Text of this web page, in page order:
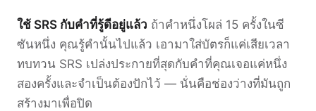
ใช้ SRS กับคำที่รู้ดีอยู่แล้ว ถ้าคำหนึ่งโผล่ 15 ครั้งในซี
ซันหนึ่ง คุณรู้คำนั้นไปแล้ว เอามาใส่บัตรก็แค่เสียเวลา
ทบทวน SRS เปล่งประกายที่สุดกับคำที่คุณเจอแค่หนึ่ง
สองครั้งและจำเป็นต้องปักไว้ — นั่นคือช่องว่างที่มันถูก
สร้างมาเพื่อปิด